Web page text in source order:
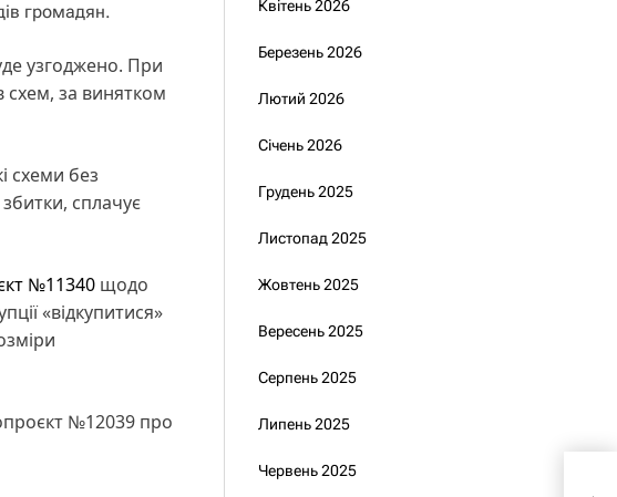
громадян.
узгоджено. При
схем, за винятком
схеми без
сплачує
№11340 щодо
«відкупитися»
№12039 про
Квітень 2026
Березень 2026
Лютий 2026
Січень 2026
Грудень 2025
Листопад 2025
Жовтень 2025
Вересень 2025
Серпень 2025
Липень 2025
Червень 2025